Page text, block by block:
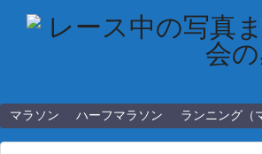
マラソン ハーフマラソン ランニング（